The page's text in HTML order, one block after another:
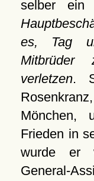
selber ein
es, Tag
verletzen.
Mönchen,
Frieden in
wurde er
General-